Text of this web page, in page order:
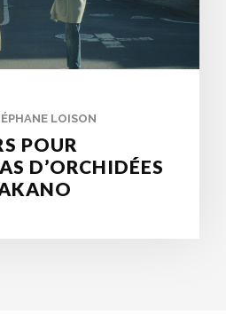
LOISON
POUR
D’ORCHIDÉES